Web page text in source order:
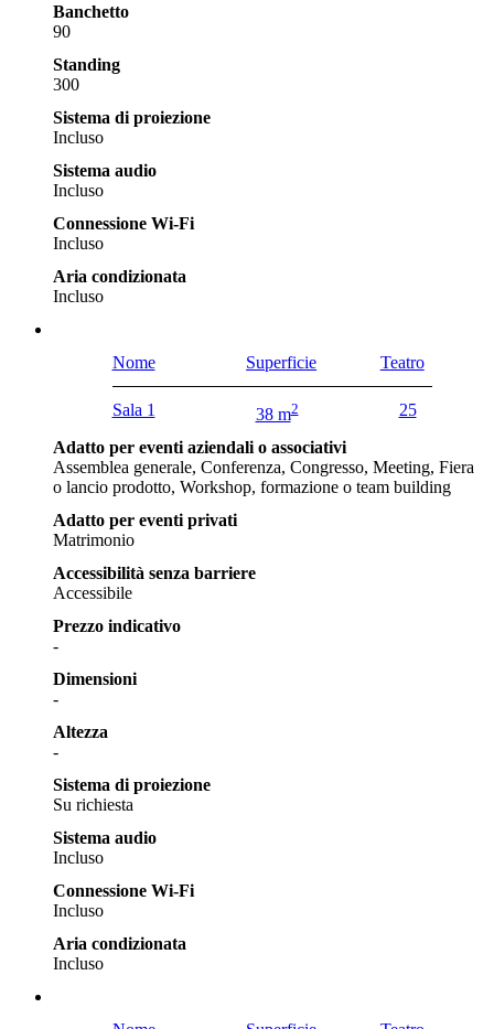
Banchetto
90
Standing
300
Sistema di proiezione
Incluso
Sistema audio
Incluso
Connessione Wi-Fi
Incluso
Aria condizionata
Incluso
Nome Superficie Teatro
Sala 1 38 m2 25
Adatto per eventi aziendali o associativi
Assemblea generale, Conferenza, Congresso, Meeting, Fiera
o lancio prodotto, Workshop, formazione o team building
Adatto per eventi privati
Matrimonio
Accessibilità senza barriere
Accessibile
Prezzo indicativo
-
Dimensioni
-
Altezza
-
Sistema di proiezione
Su richiesta
Sistema audio
Incluso
Connessione Wi-Fi
Incluso
Aria condizionata
Incluso